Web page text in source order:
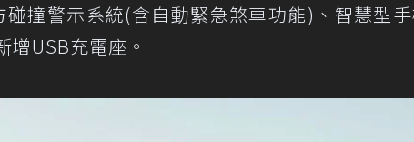
碰撞警示系統(含自動緊急煞車功能)、智慧型
增USB充電座。